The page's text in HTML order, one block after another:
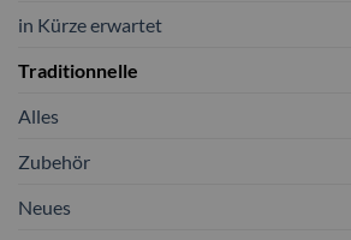
in Kürze erwartet
Traditionnelle
Alles
Zubehör
Neues